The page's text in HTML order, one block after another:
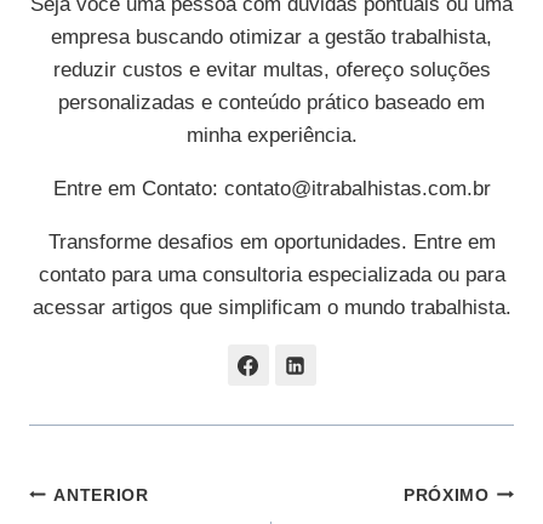
empresa buscando otimizar a gestão trabalhista,
reduzir custos e evitar multas, ofereço soluções
personalizadas e conteúdo prático baseado em
minha experiência.
Entre em Contato: contato@itrabalhistas.com.br
Transforme desafios em oportunidades. Entre em
contato para uma consultoria especializada ou para
acessar artigos que simplificam o mundo trabalhista.
Navegação
ANTERIOR PRÓXIMO